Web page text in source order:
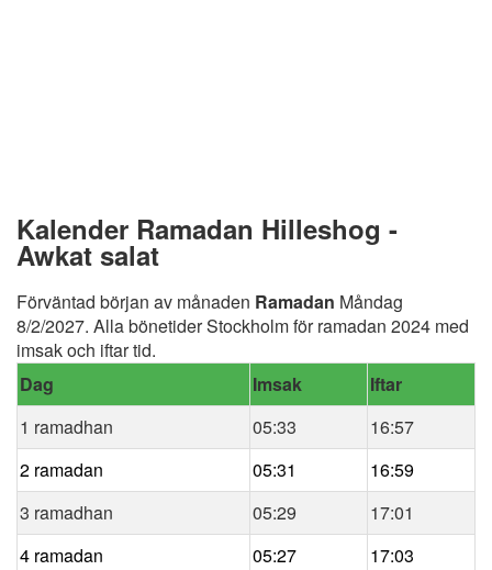
Kalender Ramadan Hilleshog -
Awkat salat
Förväntad början av månaden Ramadan Måndag
8/2/2027. Alla bönetider Stockholm för ramadan 2024 med
imsak och iftar tid.
Dag
Imsak
Iftar
1 ramadhan
05:33
16:57
2 ramadan
05:31
16:59
3 ramadhan
05:29
17:01
4 ramadan
05:27
17:03